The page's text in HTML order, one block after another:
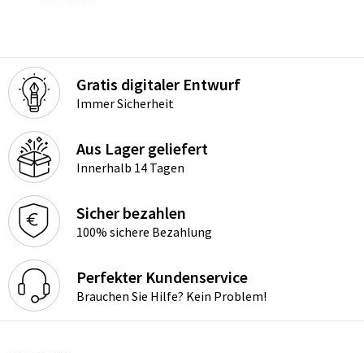
Gratis digitaler Entwurf
Immer Sicherheit
Aus Lager geliefert
Innerhalb 14 Tagen
Sicher bezahlen
100% sichere Bezahlung
Perfekter Kundenservice
Brauchen Sie Hilfe? Kein Problem!